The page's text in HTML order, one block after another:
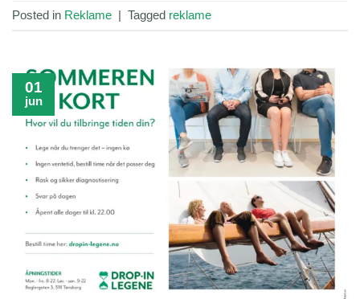
Posted in Reklame | Tagged reklame
01
jun